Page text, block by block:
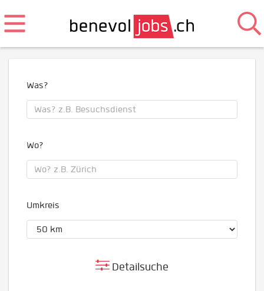
Was?
Wo?
Umkreis
Detailsuche